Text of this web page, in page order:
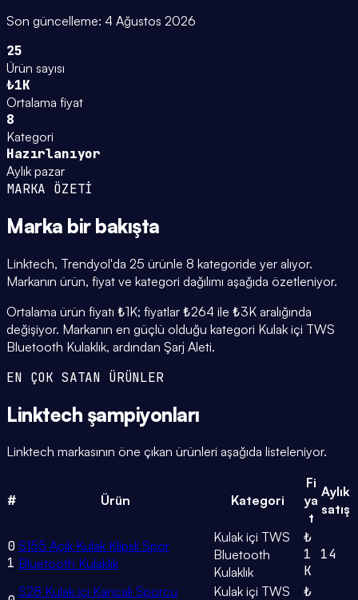
Son güncelleme: 4 Ağustos 2026
25
Ürün sayısı
₺1K
Ortalama fiyat
8
Kategori
Hazırlanıyor
Aylık pazar
MARKA ÖZETİ
Marka bir bakışta
Linktech, Trendyol'da 25 ürünle 8 kategoride yer alıyor.
Markanın ürün, fiyat ve kategori dağılımı aşağıda özetleniyor.
Ortalama ürün fiyatı ₺1K; fiyatlar ₺264 ile ₺3K aralığında
değişiyor. Markanın en güçlü olduğu kategori Kulak içi TWS
Bluetooth Kulaklık, ardından Şarj Aleti.
EN ÇOK SATAN ÜRÜNLER
Linktech şampiyonları
Linktech markasının öne çıkan ürünleri aşağıda listeleniyor.
# Ürün Kategori
Fi
ya
t
Aylık
satış
0
1
S155 Açık Kulak Klipsli Spor
Bluetooth Kulaklık
Kulak içi TWS
Bluetooth
Kulaklık
₺
1
K
14
S28 Kulak içi Kancalı Sporcu
Kulak içi TWS
₺